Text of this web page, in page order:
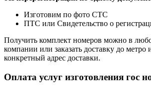
Изготовим по фото СТС
ПТС или Свидетельство о
Получить комплект номеров можно в
компании или заказать доставку до метро
конкретный адрес доставки.
Оплата услуг изготовления гос